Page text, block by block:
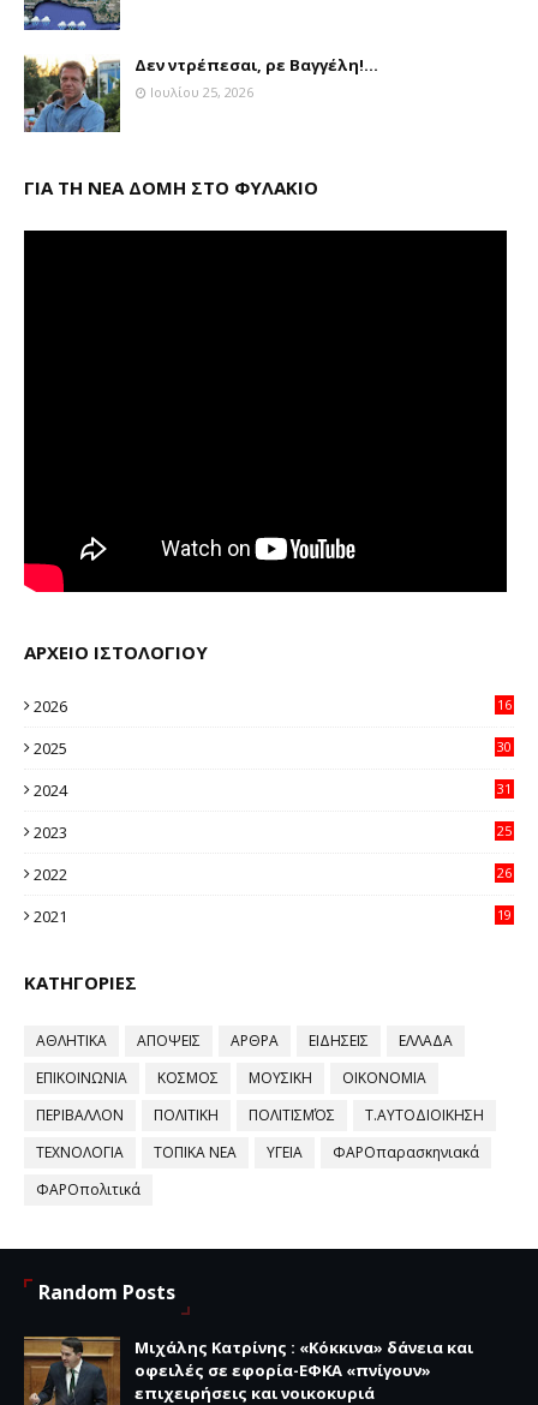
Δεν ντρέπεσαι, ρε Βαγγέλη!...
Ιουλίου 25, 2026
ΓΙΑ ΤΗ ΝΕΑ ΔΟΜΗ ΣΤΟ ΦΥΛΑΚΙΟ
ΑΡΧΕΙΟ ΙΣΤΟΛΟΓΙΟΥ
2026
16
2025
30
2024
31
2023
25
2022
26
2021
19
ΚΑΤΗΓΟΡΙΕΣ
ΑΘΛΗΤΙΚΑ ΑΠΟΨΕΙΣ ΑΡΘΡΑ ΕΙΔΗΣΕΙΣ
ΕΛΛΑΔΑ
ΕΠΙΚΟΙΝΩΝΙΑ
ΚΟΣΜΟΣ ΜΟΥΣΙΚΗ
ΟΙΚΟΝΟΜΙΑ
ΠΕΡΙΒΑΛΛΟΝ
ΠΟΛΙΤΙΚΗ ΠΟΛΙΤΙΣΜΌΣ
Τ.ΑΥΤΟΔΙΟΙΚΗΣΗ
ΤΕΧΝΟΛΟΓΙΑ
ΤΟΠΙΚΑ ΝΕΑ ΥΓΕΙΑ
ΦΑΡΟπαρασκηνιακά
ΦΑΡΟπολιτικά
Random Posts
Μιχάλης Κατρίνης : «Κόκκινα» δάνεια και
οφειλές σε εφορία-ΕΦΚΑ «πνίγουν»
επιχειρήσεις και νοικοκυριά